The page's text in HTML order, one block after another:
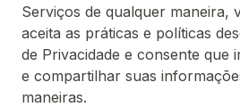
Serviços de qualquer maneira,
aceita as práticas e políticas
de Privacidade e consente que
e compartilhar suas
maneiras.